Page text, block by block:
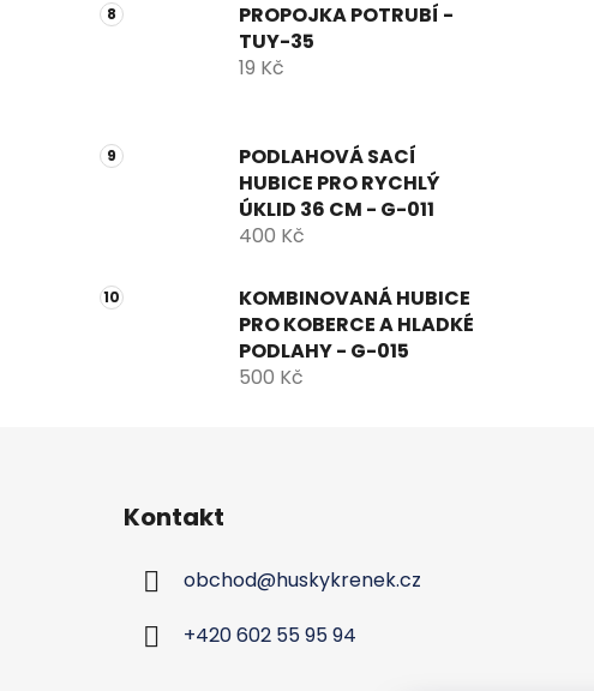
PROPOJKA POTRUBÍ -
TUY-35
19 Kč
PODLAHOVÁ SACÍ
HUBICE PRO RYCHLÝ
ÚKLID 36 CM - G-011
400 Kč
KOMBINOVANÁ HUBICE
PRO KOBERCE A HLADKÉ
PODLAHY - G-015
500 Kč
Kontakt
obchod@huskykrenek.cz
+420 602 55 95 94